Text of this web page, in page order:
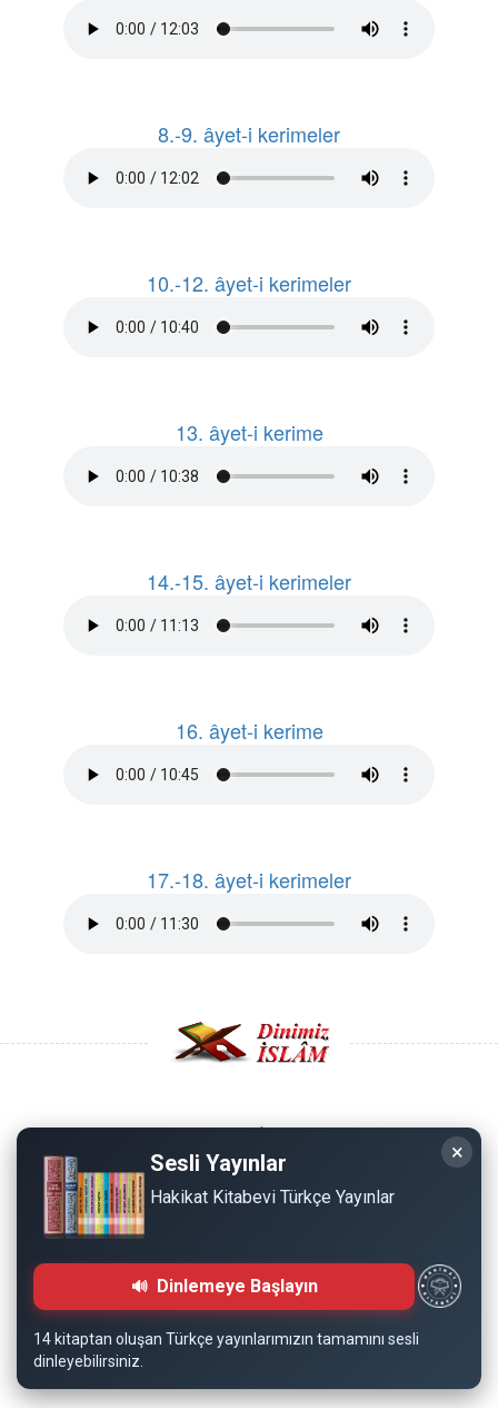
8.-9. âyet-i kerimeler
10.-12. âyet-i kerimeler
13. âyet-i kerime
14.-15. âyet-i kerimeler
16. âyet-i kerime
17.-18. âyet-i kerimeler
Copyright © 2008 - Dinimiz İslam. Her Hakkı Saklıdır.
Sitemizdeki bilgiler, bütün insanların istifadesi için
hazırlanmıştır. Orijinaline sadık kalmak şartıyla, izin
almaya gerek kalmadan, herkes istediği gibi alıp istifade
edebilir.
Normal Siteyi Göster
×
Sesli Yayınlar
Hakikat Kitabevi Türkçe Yayınlar
Dinlemeye Başlayın
14 kitaptan oluşan Türkçe yayınlarımızın tamamını sesli
dinleyebilirsiniz.